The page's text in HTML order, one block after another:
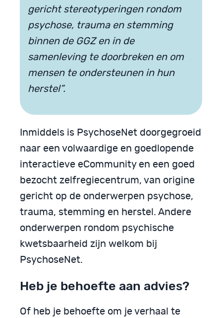
gericht stereotyperingen rondom
psychose, trauma en stemming
binnen de GGZ en in de
samenleving te doorbreken en om
mensen te ondersteunen in hun
herstel”.
Inmiddels is PsychoseNet doorgegroeid
naar een volwaardige en goedlopende
interactieve eCommunity en een goed
bezocht zelfregiecentrum, van origine
gericht op de onderwerpen psychose,
trauma, stemming en herstel. Andere
onderwerpen rondom psychische
kwetsbaarheid zijn welkom bij
PsychoseNet.
Heb je behoefte aan advies?
Of heb je behoefte om je verhaal te